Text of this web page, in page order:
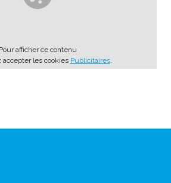
Pour afficher ce contenu
accepter les cookies Publicitaires.